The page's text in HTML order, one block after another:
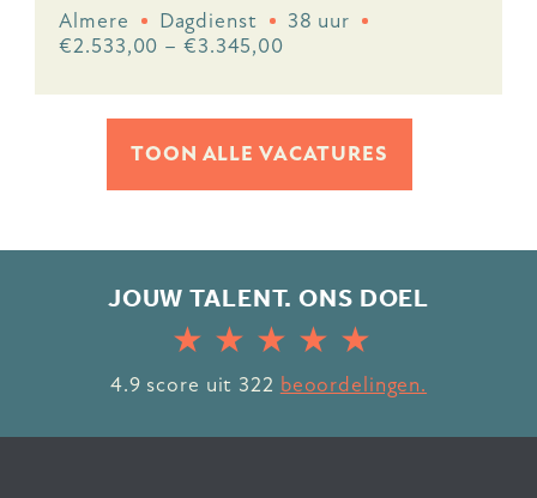
Almere Dagdienst
38 uur
€2.533,00 – €3.345,00
TOON ALLE VACATURES
JOUW TALENT. ONS DOEL
4.9 score uit 322 beoordelingen.